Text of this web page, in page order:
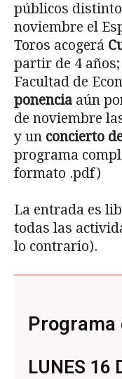
públicos
noviembre el
Toros acogerá
partir de 4
Facultad de
ponencia aún
de noviembre
y un concierto
programa
formato .pdf)
La entrada es
todas las
lo contrario).
Programa
LUNES 16